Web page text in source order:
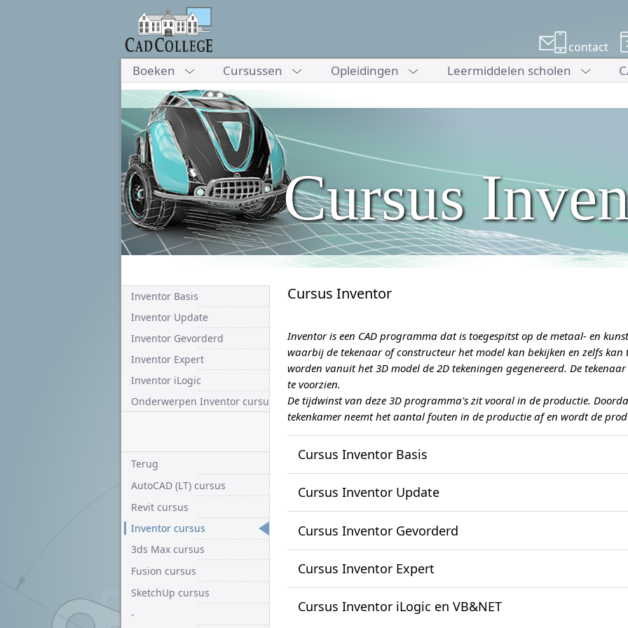
contact
Boeken Cursussen Opleidingen Leermiddelen scholen
Cursus
Inventor Basis
Inventor Update
Inventor Gevorderd
Inventor Expert
Inventor iLogic
Onderwerpen Inventor cursus
Terug
AutoCAD (LT) cursus
Revit cursus
Inventor cursus
3ds Max cursus
Fusion cursus
SketchUp cursus
-
Cursus Inventor
Inventor is een CAD programma dat is toegespitst op de metaal- en
waarbij de tekenaar of constructeur het model kan bekijken en zelfs
worden vanuit het 3D model de 2D tekeningen gegenereerd. De
te voorzien.
De tijdwinst van deze 3D programma's zit vooral in de productie.
tekenkamer neemt het aantal fouten in de productie af en wordt de
Cursus Inventor Basis
ontwerper. Zaken als 3D-modelleertechnieken en samenstellingen
en efficiënter mechanische ontwerpen maken en
model zullen u tijd besparen en uw werk vergemakkelijken.
Cursus Inventor Update
cursus Inventor Update. U duikt dieper in de materie en leert
bent u snel bij en hoeft u niet opnieuw een volledige Basiscursus
voorbereid op de cursus Inventor Gevorderd. Cursusduur: 2 dagen.
Cursus Inventor Gevorderd
gaat aan de slag met o.a. iParts, Content Center en projectbeheer.
Cursus Inventor Expert
van nieuwe producten of onderdelen. U leert handig gebruik te
Cursus Inventor iLogic en VB&NET